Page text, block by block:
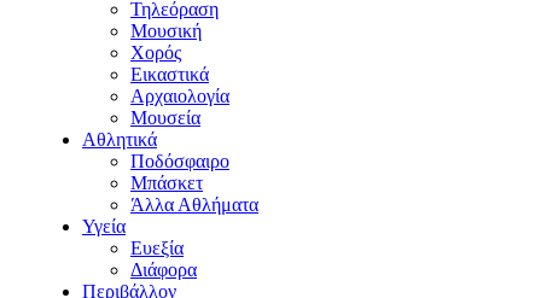
Τηλεόραση
Μουσική
Χορός
Εικαστικά
Αρχαιολογία
Μουσεία
Αθλητικά
Ποδόσφαιρο
Μπάσκετ
Άλλα Αθλήματα
Υγεία
Ευεξία
Διάφορα
Περιβάλλον